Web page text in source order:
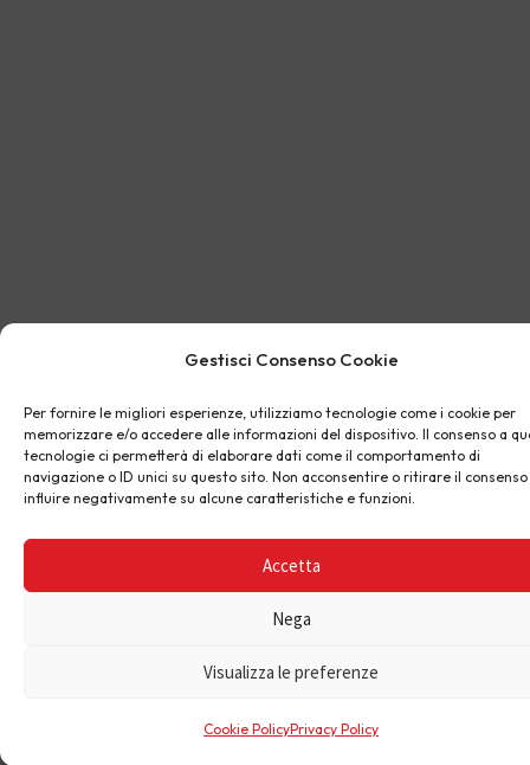
Gestisci Consenso Cookie
Per fornire le migliori esperienze, utilizziamo tecnologie come i cookie per
memorizzare e/o accedere alle informazioni del dispositivo. Il consenso a
tecnologie ci permetterà di elaborare dati come il comportamento di
navigazione o ID unici su questo sito. Non acconsentire o ritirare il
influire negativamente su alcune caratteristiche e funzioni.
Accetta
Nega
Visualizza le preferenze
Cookie PolicyPrivacy Policy